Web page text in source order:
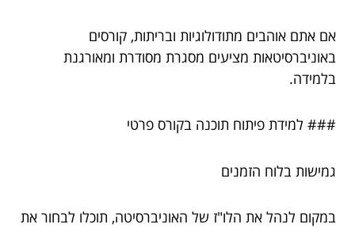
אם אתם אוהבים מתודולוגיות ובריתות, קורסים
באוניברסיטאות מציעים מסגרת מסודרת ומאורגנת
בלמידה.
### למידת פיתוח תוכנה בקורס פרטי
גמישות בלוח הזמנים
במקום לנהל את הלו"ז של האוניברסיטה, תוכלו לבחור את